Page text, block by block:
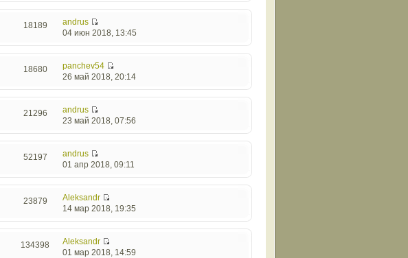
18189
andrus
04 июн 2018, 13:45
18680
panchev54
26 май 2018, 20:14
21296
andrus
23 май 2018, 07:56
52197
andrus
01 апр 2018, 09:11
23879
Aleksandr
14 мар 2018, 19:35
134398
Aleksandr
01 мар 2018, 14:59